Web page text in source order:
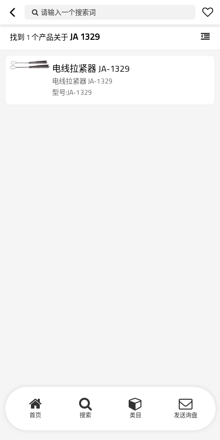
请输入一个搜索词
找到 1 个产品关于JA 1329
电线拉紧器 JA-1329
电线拉紧器 JA-1329
型号:JA-1329
首页 搜索 类目 发送询盘